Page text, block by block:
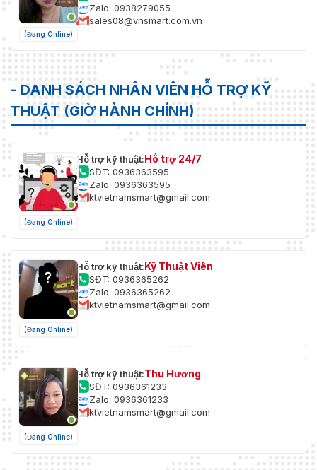
(Đang Online)
Zalo: 0938279055
sales08@vnsmart.com.vn
- DANH SÁCH NHÂN VIÊN HỖ TRỢ KỸ
THUẬT (GIỜ HÀNH CHÍNH)
(Đang Online)
Hỗ trợ kỹ thuật:Hỗ trợ 24/7
SĐT: 0936363595
Zalo: 0936363595
ktvietnamsmart@gmail.com
(Đang Online)
Hỗ trợ kỹ thuật:Kỹ Thuật Viên
SĐT: 0936365262
Zalo: 0936365262
ktvietnamsmart@gmail.com
(Đang Online)
Hỗ trợ kỹ thuật:Thu Hương
SĐT: 0936361233
Zalo: 0936361233
ktvietnamsmart@gmail.com